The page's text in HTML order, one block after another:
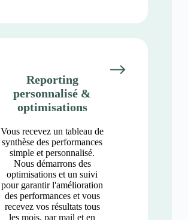
Reporting
personnalisé &
optimisations
Vous recevez un tableau de
synthèse des performances
simple et personnalisé.
Nous démarrons des
optimisations et un suivi
pour garantir l'amélioration
des performances et vous
recevez vos résultats tous
les mois, par mail et en